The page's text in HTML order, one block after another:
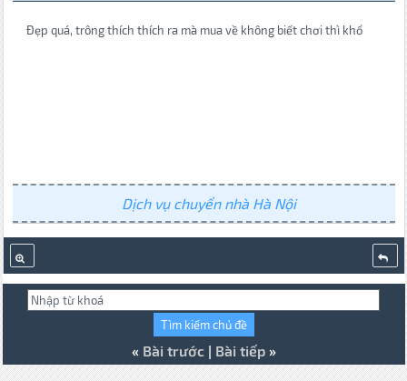
Đẹp quá, trông thích thích ra mà mua về không biết chơi thì khổ
Dịch vụ chuyển nhà Hà Nội
« Bài trước| Bài tiếp»